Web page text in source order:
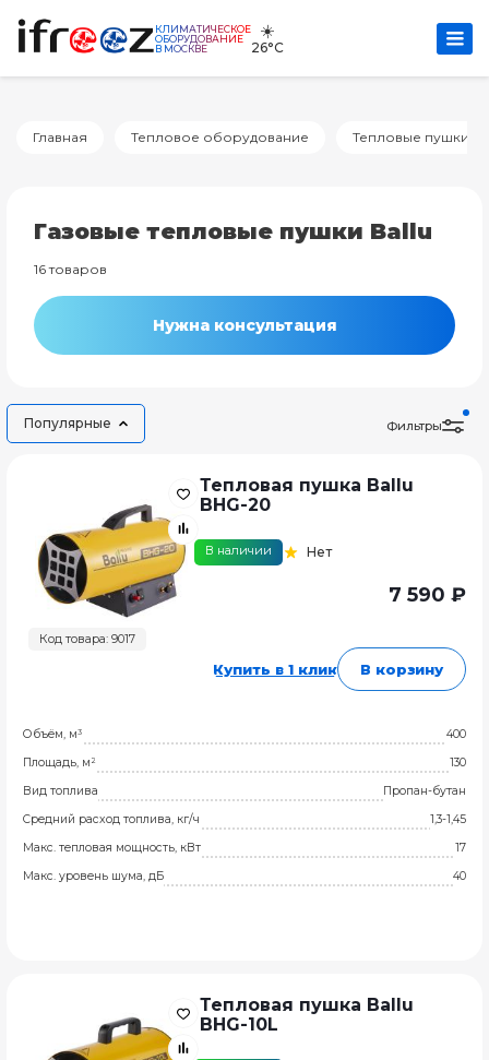
КЛИМАТИЧЕСКОЕ
ОБОРУДОВАНИЕ
В МОСКВЕ
☀️
26°C
Главная Тепловое оборудование Тепловые пушки
Газовые тепловые пушки Ballu
16 товаров
Нужна консультация
Популярные Фильтры
Код товара: 9017
Тепловая пушка Ballu
BHG-20
В наличии Нет
7 590 ₽
Купить в 1 клик В корзину
Объём, м³
400
Площадь, м²
130
Вид топлива
Пропан-бутан
Средний расход топлива, кг/ч
1,3-1,45
Макс. тепловая мощность, кВт
17
Макс. уровень шума, дБ
40
Тепловая пушка Ballu
BHG-10L